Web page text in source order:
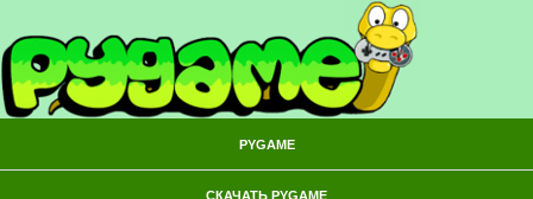
PYGAME
СКАЧАТЬ PYGAME